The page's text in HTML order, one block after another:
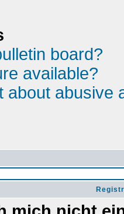
board?
available?
about abusive